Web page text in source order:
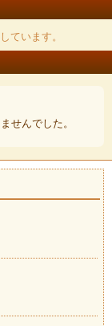
ています。
せんでした。